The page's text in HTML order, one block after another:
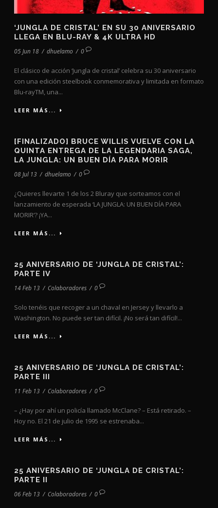
‘JUNGLA DE CRISTAL’ EN SU 30 ANIVERSARIO
LLEGA EN BLU-RAY & 4K ULTRA HD
05 Jun 18 / dhuelamo / 0
El clásico de acción ‘Jungla de cristal’ celebra su 30 aniversario
con una edición steelbook conmemorativa y limitada en formato
Blu-rayTM, una...
LEER MÁS...
[FINALIZADO] BRUCE WILLIS VUELVE CON LA
QUINTA ENTREGA DE LA LEGENDARIA SAGA,
LA JUNGLA: UN BUEN DÍA PARA MORIR
08 Jul 13 / dhuelamo / 0
¿Quieres llevarte 1 de los 2 Bluray que sorteamos con el
lanzamiento de esperada ‘LA JUNGLA: UN BUEN DÍA PARA
MORIR‘? ¡YA...
LEER MÁS...
25 ANIVERSARIO DE ‘JUNGLA DE CRISTAL’:
PARTE IV
14 Feb 13 / Colaboradores / 0
Solo tenéis que recoger a un chaval en Jersey y llevarlo a
Washington. No puede ser tan difícil. ¡No será tan difícil!...
LEER MÁS...
25 ANIVERSARIO DE ‘JUNGLA DE CRISTAL’:
PARTE III
11 Feb 13 / Colaboradores / 0
– ¿Hay por ahí un policía llamado McClane? – Está retirado. –
Hoy no. El 21 de julio de 1995 se estrenaba...
LEER MÁS...
25 ANIVERSARIO DE ‘JUNGLA DE CRISTAL’:
PARTE II
06 Feb 13 / Colaboradores / 0